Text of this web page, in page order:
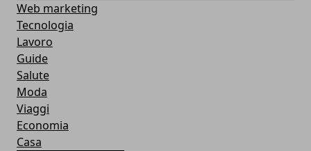
Web marketing
Tecnologia
Lavoro
Guide
Salute
Moda
Viaggi
Economia
Casa